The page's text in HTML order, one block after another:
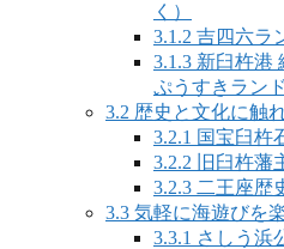
く）
3.1.2 吉四六ラ
3.1.3 新臼杵港
ぷうすきラン
3.2 歴史と文化に触
3.2.1 国宝臼杵
3.2.2 旧臼杵藩
3.2.3 二王座歴
3.3 気軽に海遊びを
3.3.1 さしう浜